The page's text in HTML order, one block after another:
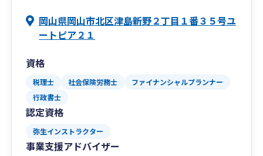
岡山県岡山市北区津島新野２丁目１番３５号ユ
ートピア２１
資格
税理士 社会保険労務士
ファイナンシャルプランナー
行政書士
認定資格
弥生インストラクター
事業支援アドバイザー